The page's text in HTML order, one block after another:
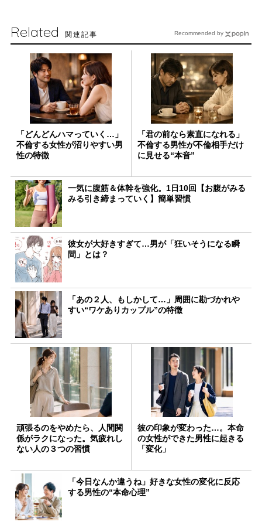
Related 関連記事
「どんどんハマっていく…」
不倫する女性が沼りやすい男
性の特徴
「君の前なら素直になれる」
不倫する男性が不倫相手だけ
に見せる“本音”
一気に腹筋＆体幹を強化。1日10回【お腹がみる
みる引き締まっていく】簡単習慣
彼女が大好きすぎて…男が「狂いそうになる瞬
間」とは？
「あの２人、もしかして…」周囲に勘づかれや
すい“ワケありカップル”の特徴
頑張るのをやめたら、人間関
係がラクになった。気疲れし
ない人の３つの習慣
彼の印象が変わった…。本命
の女性ができた男性に起きる
「変化」
「今日なんか違うね」好きな女性の変化に反応
する男性の“本命心理”
Recommended by